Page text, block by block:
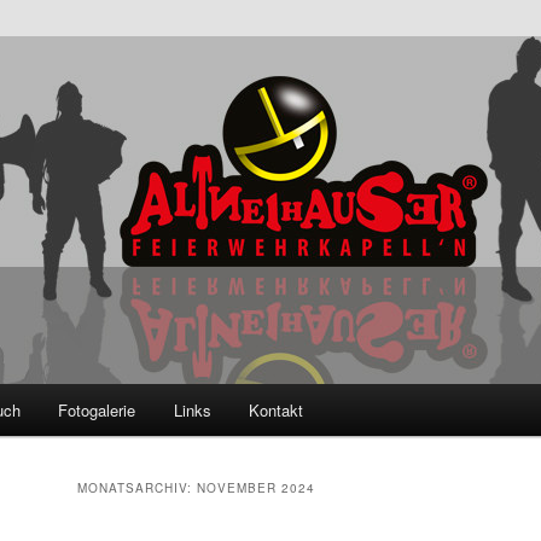
Feierwehrkapell'n
Fotogalerie Links Kontakt
MONATSARCHIV: NOVEMBER 2024